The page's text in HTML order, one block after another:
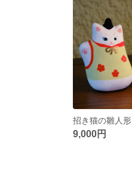
招き猫の雛人形
9,000円